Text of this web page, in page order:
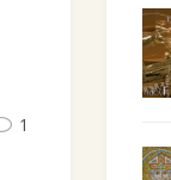
1